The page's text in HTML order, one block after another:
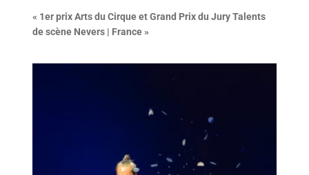
« 1er prix Arts du Cirque et Grand Prix du Jury Talents
de scène Nevers | France »